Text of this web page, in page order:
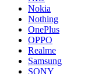
Nokia
Nothing
OnePlus
OPPO
Realme
Samsung
SONY